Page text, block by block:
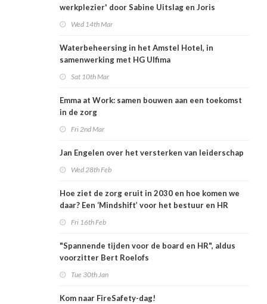
werkplezier' door Sabine Uitslag en Joris
Wed 14th Mar
Waterbeheersing in het Amstel Hotel, in
samenwerking met HG Ulfima
Sat 10th Mar
Emma at Work: samen bouwen aan een toekomst
in de zorg
Fri 2nd Mar
Jan Engelen over het versterken van leiderschap
Wed 28th Feb
Hoe ziet de zorg eruit in 2030 en hoe komen we
daar? Een ‘Mindshift’ voor het bestuur en HR
Fri 16th Feb
"Spannende tijden voor de board en HR", aldus
voorzitter Bert Roelofs
Tue 30th Jan
Kom naar FireSafety-dag!